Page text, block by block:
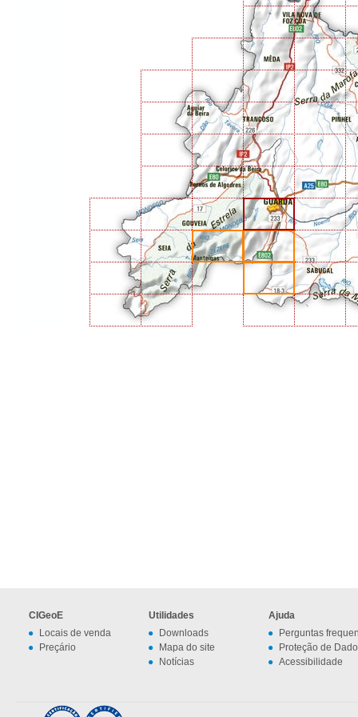
CIGeoE
Locais de venda
Preçário
Utilidades
Downloads
Mapa do site
Notícias
Ajuda
Perguntas
Proteção de
Acessibilidade